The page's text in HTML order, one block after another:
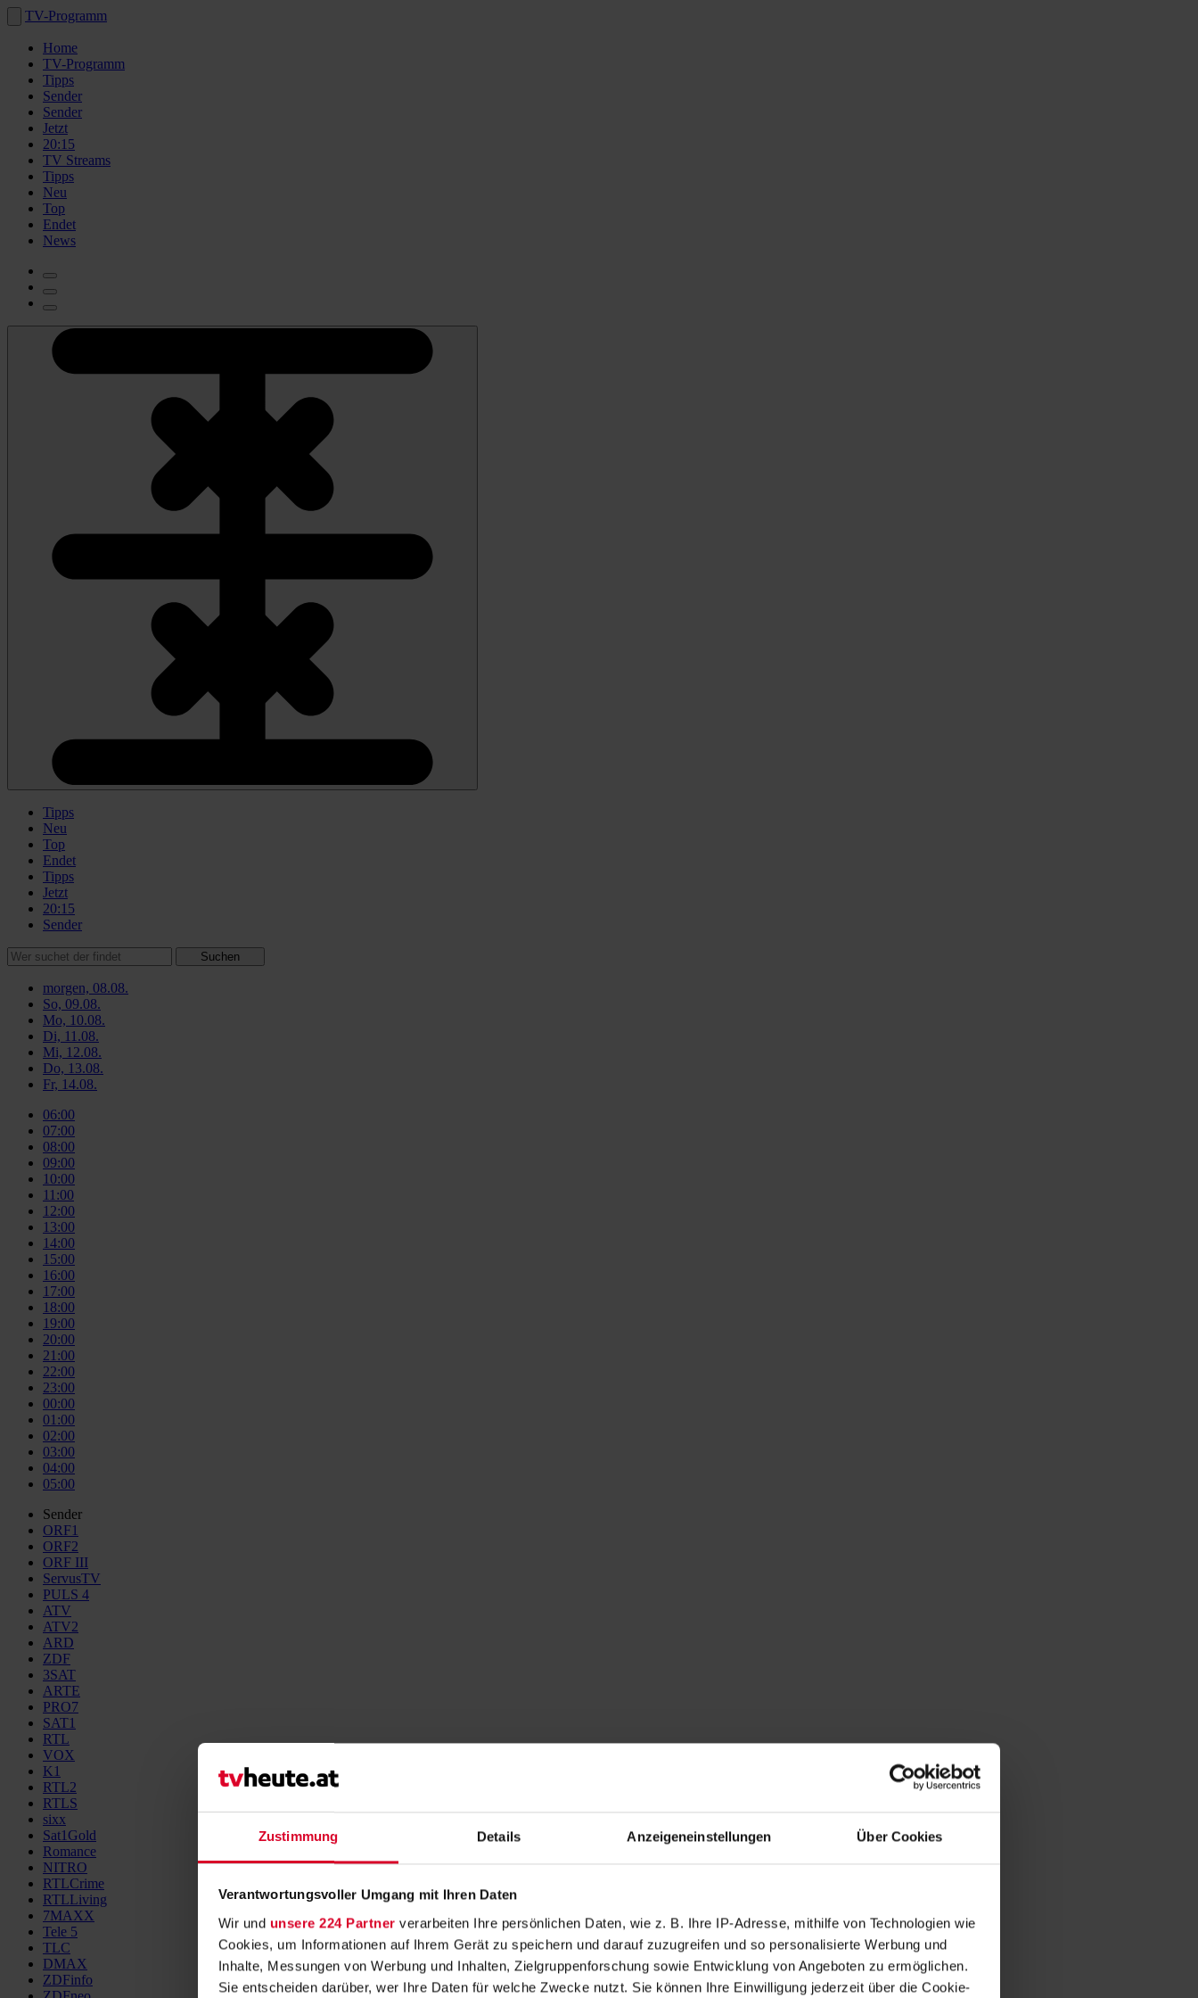
Zustimmung Details Anzeigeneinstellungen Über Cookies
Verantwortungsvoller Umgang mit Ihren Daten
Wir und unsere 224 Partner verarbeiten Ihre persönlichen Daten, wie z. B. Ihre IP-Adresse, mithilfe von Technologien wie
Cookies, um Informationen auf Ihrem Gerät zu speichern und darauf zuzugreifen und so personalisierte Werbung und
Inhalte, Messungen von Werbung und Inhalten, Zielgruppenforschung sowie Entwicklung von Angeboten zu ermöglichen.
Sie entscheiden darüber, wer Ihre Daten für welche Zwecke nutzt. Sie können Ihre Einwilligung jederzeit über die Cookie-
TV-Programm
Home
TV-Programm
Tipps
Sender
Sender
Jetzt
20:15
TV Streams
Tipps
Neu
Top
Endet
News
Tipps
Neu
Top
Endet
Tipps
Jetzt
20:15
Sender
Suchen
morgen, 08.08.
So, 09.08.
Mo, 10.08.
Di, 11.08.
Mi, 12.08.
Do, 13.08.
Fr, 14.08.
06:00
07:00
08:00
09:00
10:00
11:00
12:00
13:00
14:00
15:00
16:00
17:00
18:00
19:00
20:00
21:00
22:00
23:00
00:00
01:00
02:00
03:00
04:00
05:00
Sender
ORF1
ORF2
ORF III
ServusTV
PULS 4
ATV
ATV2
ARD
ZDF
3SAT
ARTE
PRO7
SAT1
RTL
VOX
K1
RTL2
RTLS
sixx
Sat1Gold
Romance
NITRO
RTLCrime
RTLLiving
7MAXX
Tele 5
TLC
DMAX
ZDFinfo